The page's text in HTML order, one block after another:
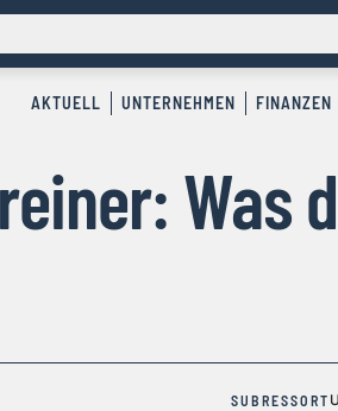
AKTUELL UNTERNEHMEN FINANZEN
Was
SUBRESSORT